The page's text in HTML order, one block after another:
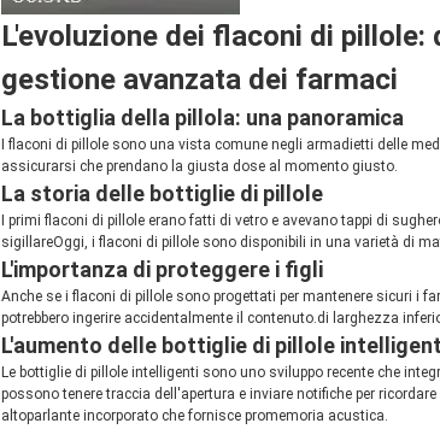
L'evoluzione dei flaconi di
gestione avanzata dei farmaci
La bottiglia della pillola: una panoramica
I flaconi di pillole sono una vista comune negli armadietti delle
assicurarsi che prendano la giusta dose al momento giusto.
La storia delle bottiglie di pillole
I primi flaconi di pillole erano fatti di vetro e avevano tappi di
sigillareOggi, i flaconi di pillole sono disponibili in una varietà di
L'importanza di proteggere i figli
Anche se i flaconi di pillole sono progettati per mantenere sicuri i
potrebbero ingerire accidentalmente il contenuto.di larghezza
L'aumento delle bottiglie di pillole
Le bottiglie di pillole intelligenti sono uno sviluppo recente che
possono tenere traccia dell'apertura e inviare notifiche per
altoparlante incorporato che fornisce promemoria acustica.